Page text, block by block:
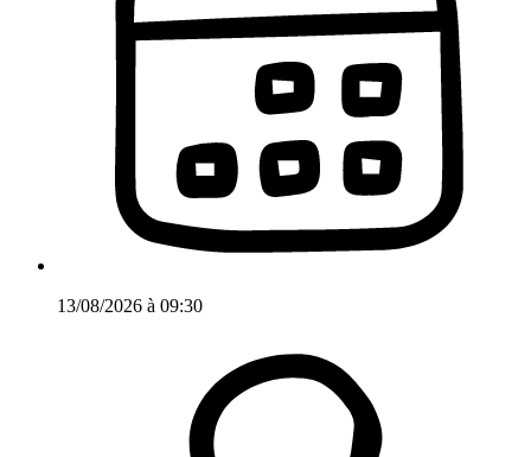
13/08/2026 à 09:30